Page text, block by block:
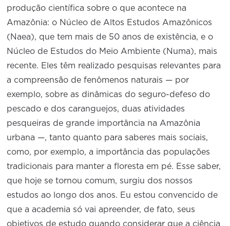
produção científica sobre o que acontece na
Amazônia: o Núcleo de Altos Estudos Amazônicos
(Naea), que tem mais de 50 anos de existência, e o
Núcleo de Estudos do Meio Ambiente (Numa), mais
recente. Eles têm realizado pesquisas relevantes para
a compreensão de fenômenos naturais — por
exemplo, sobre as dinâmicas do seguro-defeso do
pescado e dos caranguejos, duas atividades
pesqueiras de grande importância na Amazônia
urbana —, tanto quanto para saberes mais sociais,
como, por exemplo, a importância das populações
tradicionais para manter a floresta em pé. Esse saber,
que hoje se tornou comum, surgiu dos nossos
estudos ao longo dos anos. Eu estou convencido de
que a academia só vai apreender, de fato, seus
objetivos de estudo quando considerar que a ciência